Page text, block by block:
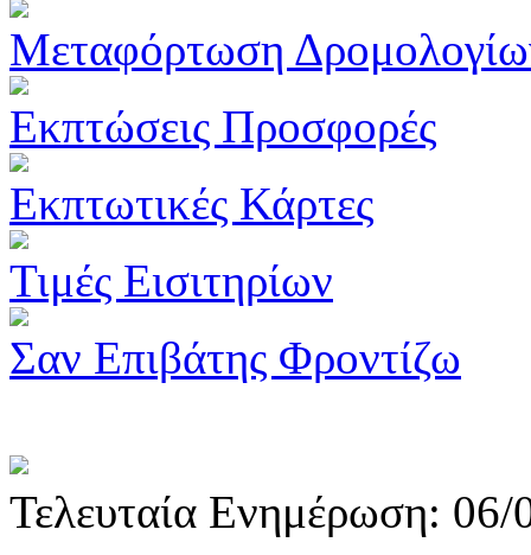
Μεταφόρτωση
Εκπτώσεις Προσφορές
Εκπτωτικές Κάρτες
Τιμές Εισιτηρίων
Σαν Επιβάτης Φροντίζω
Τελευταία Ενημέρωση: